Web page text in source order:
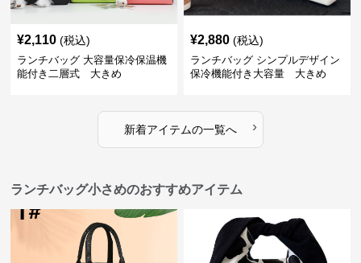
¥2,110 (税込)
ランチバッグ 大容量保冷保温機
能付き二層式 大きめ
¥2,880 (税込)
ランチバッグ シンプルデザイン
保冷機能付き大容量 大きめ
新着アイテムの一覧へ ›
ランチバッグ小さめのおすすめアイテム